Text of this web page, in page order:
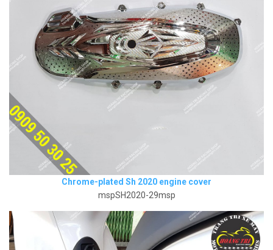
Chrome-plated Sh 2020 engine cover
mspSH2020-29msp